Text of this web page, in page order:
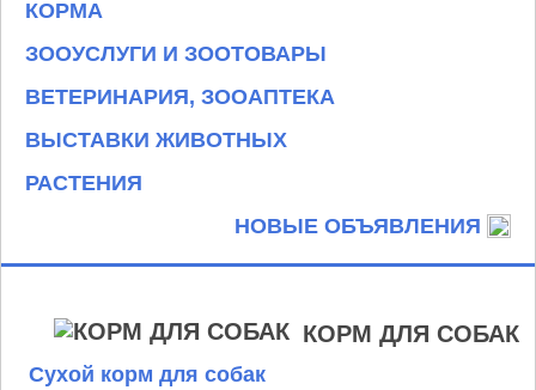
КОРМА
ЗООУСЛУГИ И ЗООТОВАРЫ
ВЕТЕРИНАРИЯ, ЗООАПТЕКА
ВЫСТАВКИ ЖИВОТНЫХ
РАСТЕНИЯ
НОВЫЕ ОБЪЯВЛЕНИЯ
КОРМ ДЛЯ СОБАК
Сухой корм для собак